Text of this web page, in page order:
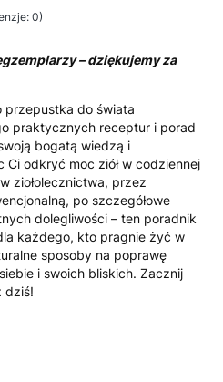
0)
– dziękujemy za
przepustka do świata
praktycznych receptur i porad
bogatą wiedzą i
odkryć moc ziół w codziennej
ziołolecznictwa, przez
po szczegółowe
dolegliwości – ten poradnik
każdego, kto pragnie żyć w
sposoby na poprawę
i swoich bliskich. Zacznij
dziś!